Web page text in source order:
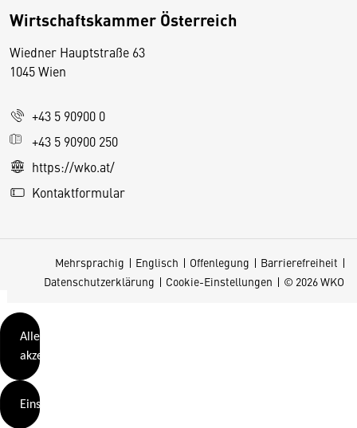
Wirtschaftskammer Österreich
Wiedner Hauptstraße 63
1045 Wien
+43 5 90900 0
+43 5 90900 250
https://wko.at/
Kontaktformular
Mehrsprachig Englisch Offenlegung
Barrierefreiheit
Datenschutzerklärung
Cookie-Einstellungen © 2026 WKO
D
s
e
S
e
w
d
t
Alle
akzeptieren
Einstellungen